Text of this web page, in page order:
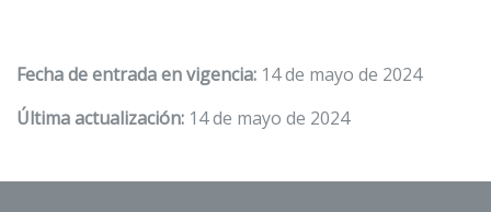
Fecha de entrada en vigencia: 14 de mayo de 2024
Última actualización: 14 de mayo de 2024